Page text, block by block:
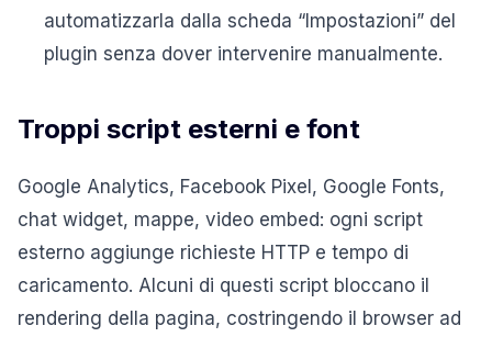
automatizzarla dalla scheda “Impostazioni” del
plugin senza dover intervenire manualmente.
Troppi script esterni e font
Google Analytics, Facebook Pixel, Google Fonts,
chat widget, mappe, video embed: ogni script
esterno aggiunge richieste HTTP e tempo di
caricamento. Alcuni di questi script bloccano il
rendering della pagina, costringendo il browser ad